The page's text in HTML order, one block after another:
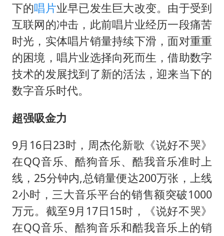
《龙餐馆》 冲奖
蒯曼挺进WTT横滨冠军赛女单四强
以军士兵把枪口对准中国记者
笔试第一被劝弃考涉事副校长被撤职
下的唱片业早已发生巨大改变。由于受到
互联网的冲击，此前唱片业经历一段痛苦
时光，实体唱片销量持续下滑，面对重重
的困境，唱片业选择向死而生，借助数字
技术的发展找到了新的活法，迎来当下的
数字音乐时代。
超强吸金力
9月16日23时，周杰伦新歌《说好不哭》
在QQ音乐、酷狗音乐、酷我音乐准时上
线，25分钟内,总销量便达200万张，上线
2小时，三大音乐平台的销售额突破1000
万元。截至9月17日15时，《说好不哭》
在QQ音乐、酷狗音乐和酷我音乐上的销